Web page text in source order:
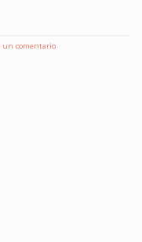
un comentarioen